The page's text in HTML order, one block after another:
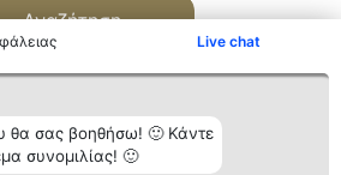
Live chat
θα σας βοηθήσω! 🙂 Κάντε
συνομιλίας! 🙂
Αναζήτηση